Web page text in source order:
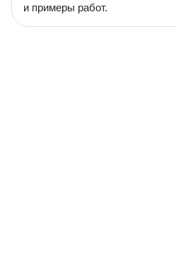
и примеры работ.